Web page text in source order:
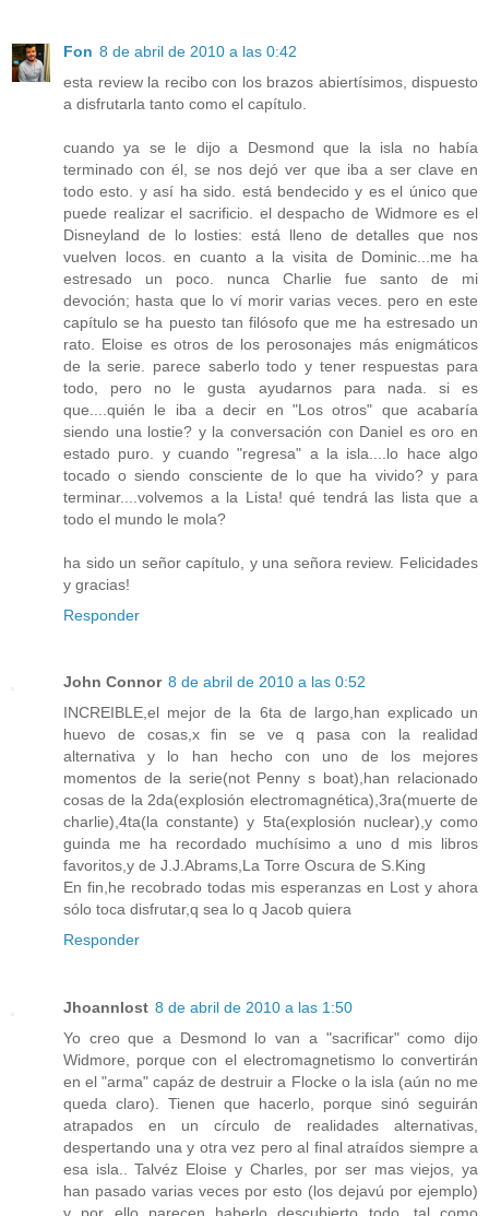
Fon 8 de abril de 2010 a las 0:42
esta review la recibo con los brazos abiertísimos, dispuesto
a disfrutarla tanto como el capítulo.
cuando ya se le dijo a Desmond que la isla no había
terminado con él, se nos dejó ver que iba a ser clave en
todo esto. y así ha sido. está bendecido y es el único que
puede realizar el sacrificio. el despacho de Widmore es el
Disneyland de lo losties: está lleno de detalles que nos
vuelven locos. en cuanto a la visita de Dominic...me ha
estresado un poco. nunca Charlie fue santo de mi
devoción; hasta que lo ví morir varias veces. pero en este
capítulo se ha puesto tan filósofo que me ha estresado un
rato. Eloise es otros de los perosonajes más enigmáticos
de la serie. parece saberlo todo y tener respuestas para
todo, pero no le gusta ayudarnos para nada. si es
que....quién le iba a decir en "Los otros" que acabaría
siendo una lostie? y la conversación con Daniel es oro en
estado puro. y cuando "regresa" a la isla....lo hace algo
tocado o siendo consciente de lo que ha vivido? y para
terminar....volvemos a la Lista! qué tendrá las lista que a
todo el mundo le mola?
ha sido un señor capítulo, y una señora review. Felicidades
y gracias!
Responder
John Connor 8 de abril de 2010 a las 0:52
INCREIBLE,el mejor de la 6ta de largo,han explicado un
huevo de cosas,x fin se ve q pasa con la realidad
alternativa y lo han hecho con uno de los mejores
momentos de la serie(not Penny s boat),han relacionado
cosas de la 2da(explosión electromagnética),3ra(muerte de
charlie),4ta(la constante) y 5ta(explosión nuclear),y como
guinda me ha recordado muchísimo a uno d mis libros
favoritos,y de J.J.Abrams,La Torre Oscura de S.King
En fin,he recobrado todas mis esperanzas en Lost y ahora
sólo toca disfrutar,q sea lo q Jacob quiera
Responder
Jhoannlost 8 de abril de 2010 a las 1:50
Yo creo que a Desmond lo van a "sacrificar" como dijo
Widmore, porque con el electromagnetismo lo convertirán
en el "arma" capáz de destruir a Flocke o la isla (aún no me
queda claro). Tienen que hacerlo, porque sinó seguirán
atrapados en un círculo de realidades alternativas,
despertando una y otra vez pero al final atraídos siempre a
esa isla.. Talvéz Eloise y Charles, por ser mas viejos, ya
han pasado varias veces por esto (los dejavú por ejemplo)